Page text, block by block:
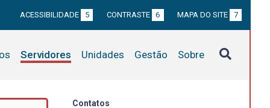
ACESSIBILIDADE 5 CONTRASTE 6 MAPA DO SITE 7
Servidores Unidades Gestão Sobre
Contatos